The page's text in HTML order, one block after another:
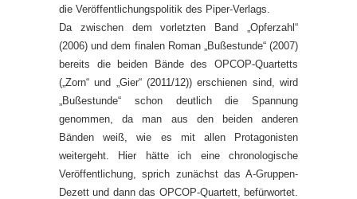
die Veröffentlichungspolitik des Piper-Verlags.
Da zwischen dem vorletzten Band „Opferzahl“
(2006) und dem finalen Roman „Bußestunde“ (2007)
bereits die beiden Bände des OPCOP-Quartetts
(„Zorn“ und „Gier“ (2011/12)) erschienen sind, wird
„Bußestunde“ schon deutlich die Spannung
genommen, da man aus den beiden anderen
Bänden weiß, wie es mit allen Protagonisten
weitergeht. Hier hätte ich eine chronologische
Veröffentlichung, sprich zunächst das A-Gruppen-
Dezett und dann das OPCOP-Quartett, befürwortet.